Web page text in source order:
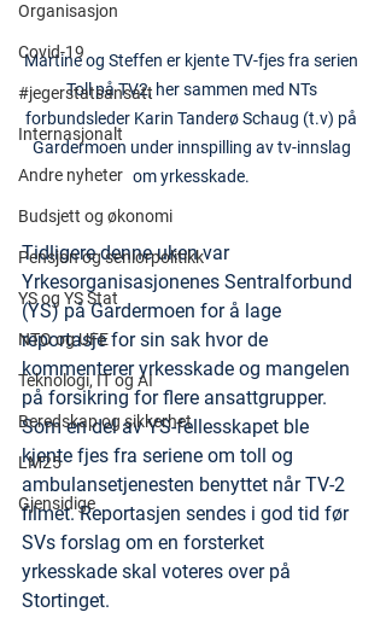
Organisasjon
Covid-19
#jegerstatsansatt
Internasjonalt
Andre nyheter
Budsjett og økonomi
Pensjon og seniorpolitikk
YS og YS Stat
NTO og UFE
Teknologi, IT og AI
Beredskap og sikkerhet
LM25
Gjensidige
Martine og Steffen er kjente TV-fjes fra serien
Toll på TV2, her sammen med NTs
forbundsleder Karin Tanderø Schaug (t.v) på
Gardermoen under innspilling av tv-innslag
om yrkesskade.
Tidligere denne uken var
Yrkesorganisasjonenes Sentralforbund
(YS) på Gardermoen for å lage
reportasje for sin sak hvor de
kommenterer yrkesskade og mangelen
på forsikring for flere ansattgrupper.
Som en del av YS-fellesskapet ble
kjente fjes fra seriene om toll og
ambulansetjenesten benyttet når TV-2
filmet. Reportasjen sendes i god tid før
SVs forslag om en forsterket
yrkesskade skal voteres over på
Stortinget.